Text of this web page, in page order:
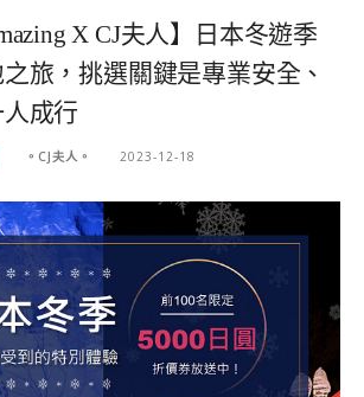
X CJ夫人】日本冬遊季
旅，挑選關鍵是專業安全、
成行
。CJ夫人。 2023-12-18